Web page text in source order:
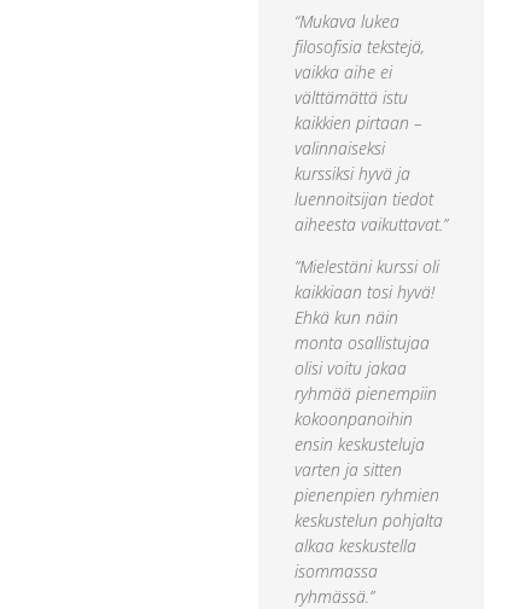
“Mukava lukea
filosofisia tekstejä,
vaikka aihe ei
välttämättä istu
kaikkien pirtaan –
valinnaiseksi
kurssiksi hyvä ja
luennoitsijan tiedot
aiheesta vaikuttavat.”
”Mielestäni kurssi oli
kaikkiaan tosi hyvä!
Ehkä kun näin
monta osallistujaa
olisi voitu jakaa
ryhmää pienempiin
kokoonpanoihin
ensin keskusteluja
varten ja sitten
pienenpien ryhmien
keskustelun pohjalta
alkaa keskustella
isommassa
ryhmässä.”